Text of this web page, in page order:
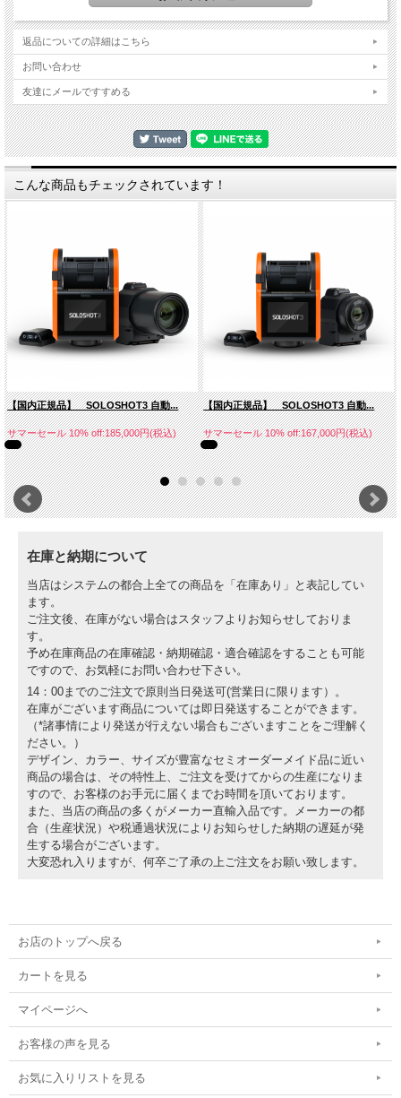
返品についての詳細はこちら
お問い合わせ
友達にメールですすめる
こんな商品もチェックされています！
【国内正規品】 SOLOSHOT3 自動...
サマーセール 10% off:185,000円(税込)
【国内正規品】 SOLOSHOT3 自動...
サマーセール 10% off:167,000円(税込)
在庫と納期について
当店はシステムの都合上全ての商品を「在庫あり」と表記してい
ます。
ご注文後、在庫がない場合はスタッフよりお知らせしておりま
す。
予め在庫商品の在庫確認・納期確認・適合確認をすることも可能
ですので、お気軽にお問い合わせ下さい。
14：00までのご注文で原則当日発送可(営業日に限ります）。
在庫がございます商品については即日発送することができます。
（*諸事情により発送が行えない場合もございますことをご理解く
ださい。）
デザイン、カラー、サイズが豊富なセミオーダーメイド品に近い
商品の場合は、その特性上、ご注文を受けてからの生産になりま
すので、お客様のお手元に届くまでお時間を頂いております。
また、当店の商品の多くがメーカー直輸入品です。メーカーの都
合（生産状況）や税通過状況によりお知らせした納期の遅延が発
生する場合がございます。
大変恐れ入りますが、何卒ご了承の上ご注文をお願い致します。
お店のトップへ戻る
カートを見る
マイページへ
お客様の声を見る
お気に入りリストを見る